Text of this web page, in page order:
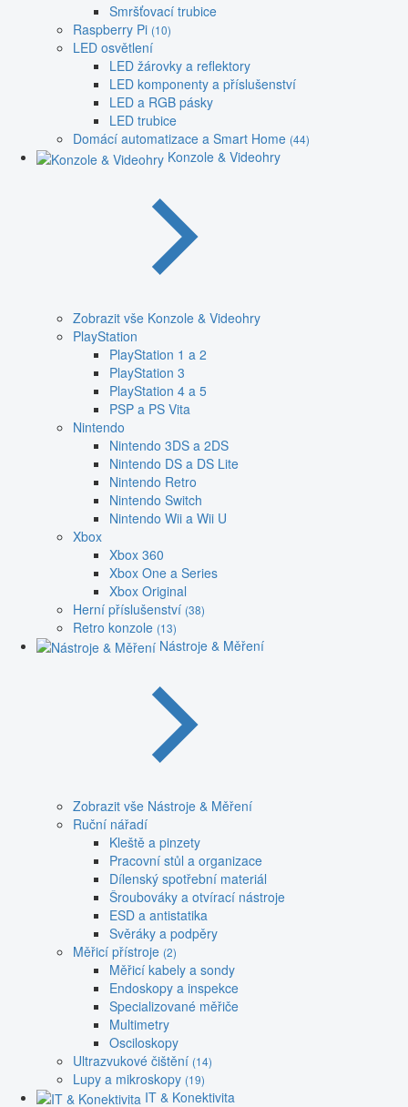
Smršťovací trubice
Raspberry Pi (10)
LED osvětlení
LED žárovky a reflektory
LED komponenty a příslušenství
LED a RGB pásky
LED trubice
Domácí automatizace a Smart Home (44)
Konzole & Videohry
Zobrazit vše Konzole & Videohry
PlayStation
PlayStation 1 a 2
PlayStation 3
PlayStation 4 a 5
PSP a PS Vita
Nintendo
Nintendo 3DS a 2DS
Nintendo DS a DS Lite
Nintendo Retro
Nintendo Switch
Nintendo Wii a Wii U
Xbox
Xbox 360
Xbox One a Series
Xbox Original
Herní příslušenství (38)
Retro konzole (13)
Nástroje & Měření
Zobrazit vše Nástroje & Měření
Ruční nářadí
Kleště a pinzety
Pracovní stůl a organizace
Dílenský spotřební materiál
Šroubováky a otvírací nástroje
ESD a antistatika
Svěráky a podpěry
Měřicí přístroje (2)
Měřicí kabely a sondy
Endoskopy a inspekce
Specializované měřiče
Multimetry
Osciloskopy
Ultrazvukové čištění (14)
Lupy a mikroskopy (19)
IT & Konektivita